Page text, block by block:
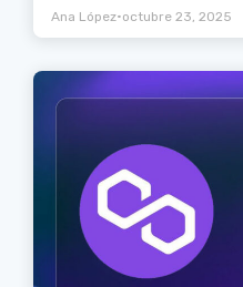
Ana López•octubre 23, 2025